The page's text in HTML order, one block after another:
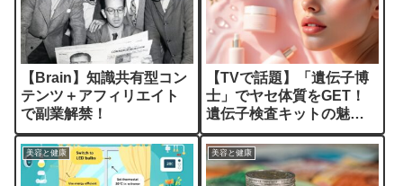
【Brain】知識共有型コン
テンツ＋アフィリエイト
で副業解禁！
【TVで話題】「遺伝子博
士」でヤセ体質をGET！
遺伝子検査キットの魅力
とは？
美容と健康 美容と健康